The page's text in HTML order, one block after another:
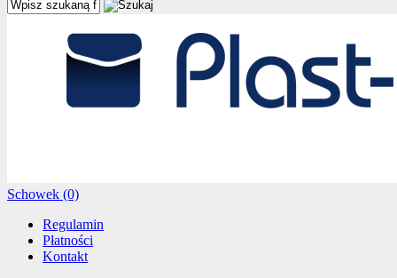
Schowek (0)
Regulamin
Płatności
Kontakt